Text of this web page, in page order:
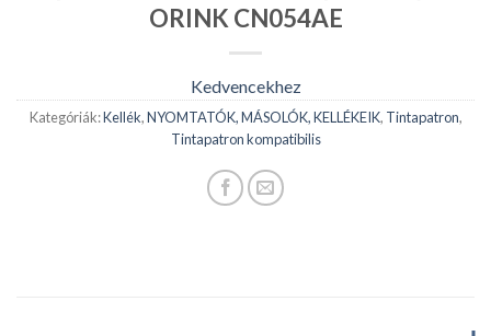
ORINK CN054AE
Kedvencekhez
Kategóriák:Kellék,NYOMTATÓK, MÁSOLÓK, KELLÉKEIK, Tintapatron,
Tintapatron kompatibilis